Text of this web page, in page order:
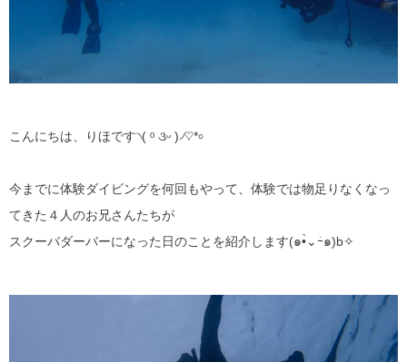
こんにちは、りほです৲( ᵒ ૩ᵕ )৴♡*৹
今までに体験ダイビングを何回もやって、体験では物足りなくなっ
てきた４人のお兄さんたちが
スクーバダーバーになった日のことを紹介します(๑•̀⌄ｰ́๑)b✧